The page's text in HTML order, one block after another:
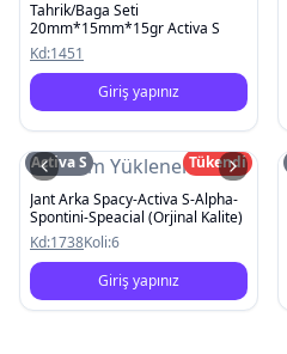
Tahrik/Baga Seti
20mm*15mm*15gr Activa S
Kd:1451
Giriş yapınız
Resim Yüklenemedi
Activa S
Tükendi
Jant Arka Spacy-Activa S-Alpha-
Spontini-Speacial (Orjinal Kalite)
Kd:1738Koli:6
Giriş yapınız